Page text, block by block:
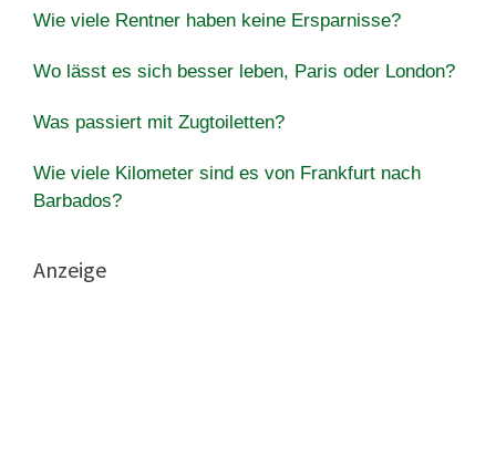
Wie viele Rentner haben keine Ersparnisse?
Wo lässt es sich besser leben, Paris oder London?
Was passiert mit Zugtoiletten?
Wie viele Kilometer sind es von Frankfurt nach
Barbados?
Anzeige